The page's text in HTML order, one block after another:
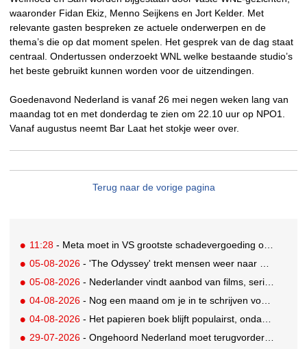
waaronder Fidan Ekiz, Menno Seijkens en Jort Kelder. Met
relevante gasten bespreken ze actuele onderwerpen en de
thema’s die op dat moment spelen. Het gesprek van de dag staat
centraal. Ondertussen onderzoekt WNL welke bestaande studio’s
het beste gebruikt kunnen worden voor de uitzendingen.
Goedenavond Nederland is vanaf 26 mei negen weken lang van
maandag tot en met donderdag te zien om 22.10 uur op NPO1.
Vanaf augustus neemt Bar Laat het stokje weer over.
Terug naar de vorige pagina
11:28 - Meta moet in VS grootste schadevergoeding ooit betalen: 567 miljoen dollar
05-08-2026 - 'The Odyssey' trekt mensen weer naar de bioscoop
05-08-2026 - Nederlander vindt aanbod van films, series en sport vaak versnipperd
04-08-2026 - Nog een maand om je in te schrijven voor de Mercurs 2026
04-08-2026 - Het papieren boek blijft populairst, ondanks digitale alternatieven
29-07-2026 - Ongehoord Nederland moet terugvordering betalen aan Commissariaat voor de Media